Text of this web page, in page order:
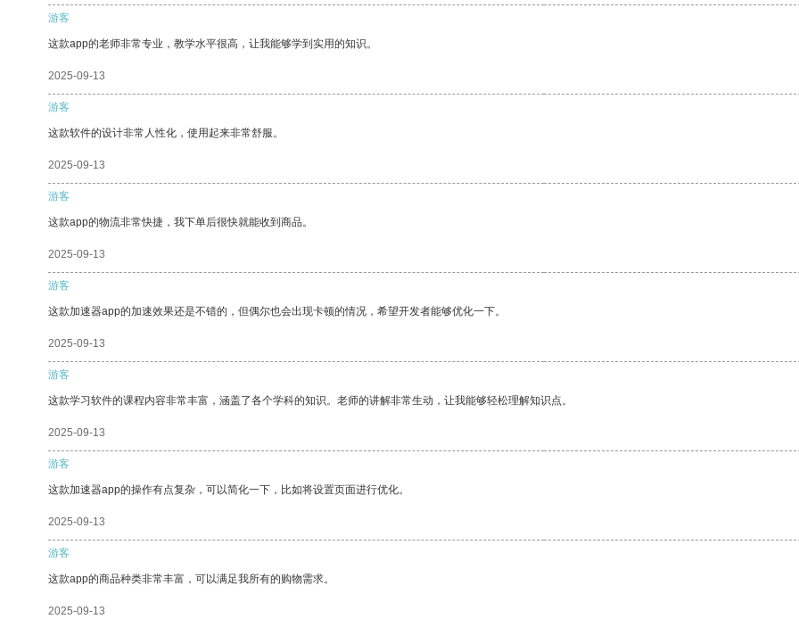
游客
这款app的老师非常专业，教学水平很高，让我能够学到实用的知识。
2025-09-13
游客
这款软件的设计非常人性化，使用起来非常舒服。
2025-09-13
游客
这款app的物流非常快捷，我下单后很快就能收到商品。
2025-09-13
游客
这款加速器app的加速效果还是不错的，但偶尔也会出现卡顿的情况，希望开发者能够优化一下。
2025-09-13
游客
这款学习软件的课程内容非常丰富，涵盖了各个学科的知识。老师的讲解非常生动，让我能够轻松理解知识点。
2025-09-13
游客
这款加速器app的操作有点复杂，可以简化一下，比如将设置页面进行优化。
2025-09-13
游客
这款app的商品种类非常丰富，可以满足我所有的购物需求。
2025-09-13